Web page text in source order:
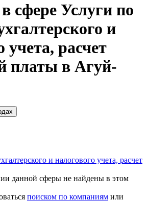
сфере Услуги по
и
учета, расчет
платы в Агуй-
и налогового учета, расчет
данной сферы не найдены в этом
поиском по компаниям или